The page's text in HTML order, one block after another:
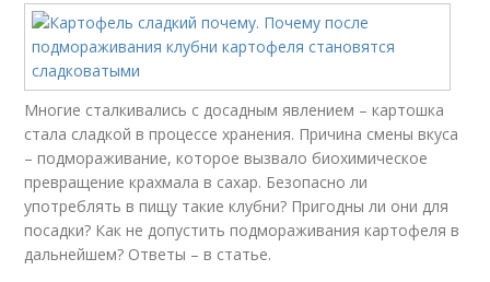
Многие сталкивались с досадным явлением – картошка
стала сладкой в процессе хранения. Причина смены вкуса
– подмораживание, которое вызвало биохимическое
превращение крахмала в сахар. Безопасно ли
употреблять в пищу такие клубни? Пригодны ли они для
посадки? Как не допустить подмораживания картофеля в
дальнейшем? Ответы – в статье.